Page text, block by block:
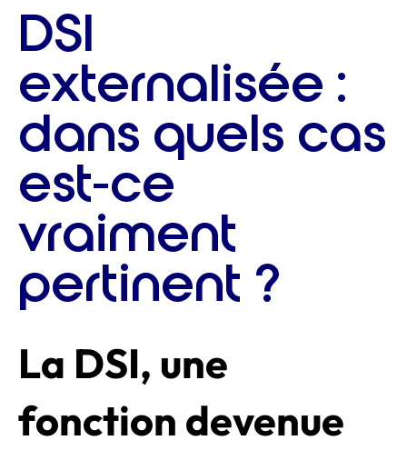
DSI
externalisée :
dans quels cas
est-ce
vraiment
pertinent ?
La DSI, une
fonction devenue